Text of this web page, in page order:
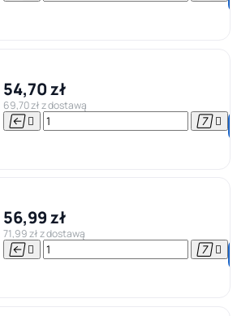
54,70 zł
69,70 zł z dostawą
   
56,99 zł
71,99 zł z dostawą
   